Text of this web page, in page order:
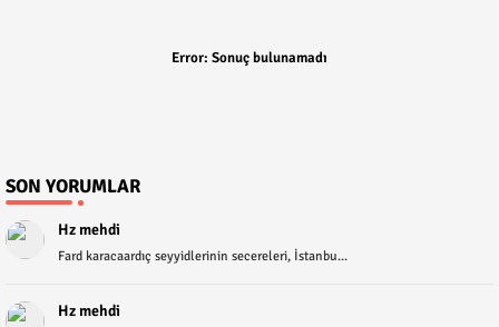
Error: Sonuç bulunamadı
SON YORUMLAR
Hz mehdi
Fard karacaardıç seyyidlerinin secereleri, İstanbu...
Hz mehdi